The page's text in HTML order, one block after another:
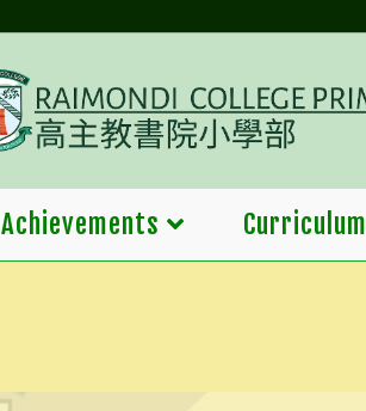
Achievements Curriculum